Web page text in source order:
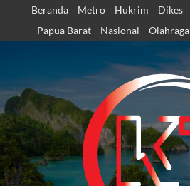
content
Beranda Metro Hukrim Dikes
Papua Barat
Nasional Olahraga